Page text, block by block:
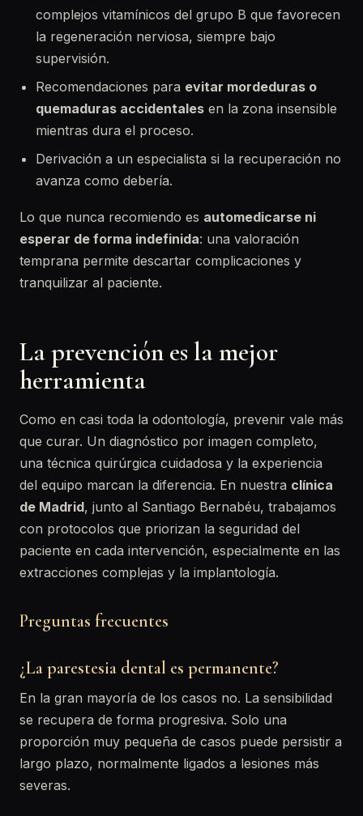
complejos vitamínicos del grupo B que favorecen
la regeneración nerviosa, siempre bajo
supervisión.
Recomendaciones para evitar mordeduras o
quemaduras accidentales en la zona insensible
mientras dura el proceso.
Derivación a un especialista si la recuperación no
avanza como debería.
Lo que nunca recomiendo es automedicarse ni
esperar de forma indefinida: una valoración
temprana permite descartar complicaciones y
tranquilizar al paciente.
La prevención es la mejor
herramienta
Como en casi toda la odontología, prevenir vale más
que curar. Un diagnóstico por imagen completo,
una técnica quirúrgica cuidadosa y la experiencia
del equipo marcan la diferencia. En nuestra clínica
de Madrid, junto al Santiago Bernabéu, trabajamos
con protocolos que priorizan la seguridad del
paciente en cada intervención, especialmente en las
extracciones complejas y la implantología.
Preguntas frecuentes
¿La parestesia dental es permanente?
En la gran mayoría de los casos no. La sensibilidad
se recupera de forma progresiva. Solo una
proporción muy pequeña de casos puede persistir a
largo plazo, normalmente ligados a lesiones más
severas.